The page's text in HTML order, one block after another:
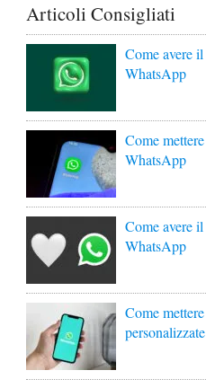
Articoli Consigliati
Come avere
WhatsApp
Come
WhatsApp
Come avere
WhatsApp
Come